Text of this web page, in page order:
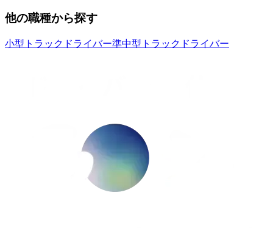
他の職種から探す
小型トラックドライバー準中型トラックドライバー